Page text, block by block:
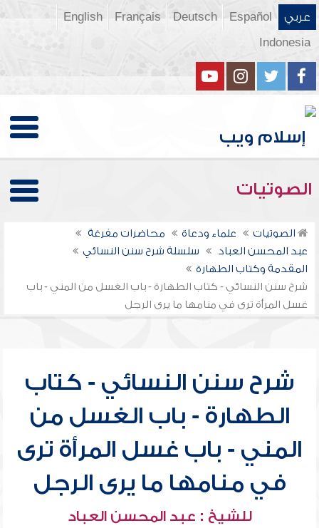
عربي Español
Deutsch
Français
English
Indonesia
الصوتيات
الصوتيات علماء ودعاة
محاضرات مفرغة
عبد المحسن العباد
سلسلة شرح سنن النسائي
المقدمة وكتاب الطهارة
شرح سنن النسائي - كتاب الطهارة - باب الغسل من المني - باب
غسل المرأة ترى في منامها ما يرى الرجل
شرح سنن النسائي - كتاب
الطهارة - باب الغسل من
المني - باب غسل المرأة ترى
في منامها ما يرى الرجل
للشيخ : عبد المحسن العباد